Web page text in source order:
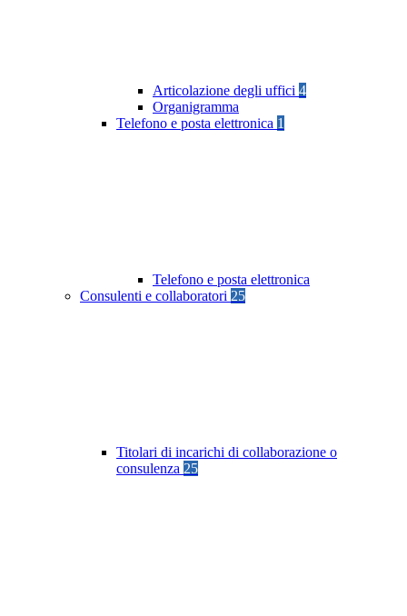
Articolazione degli uffici 4
Organigramma
Telefono e posta elettronica 1
Telefono e posta elettronica
Consulenti e collaboratori 25
Titolari di incarichi di collaborazione o
consulenza 25